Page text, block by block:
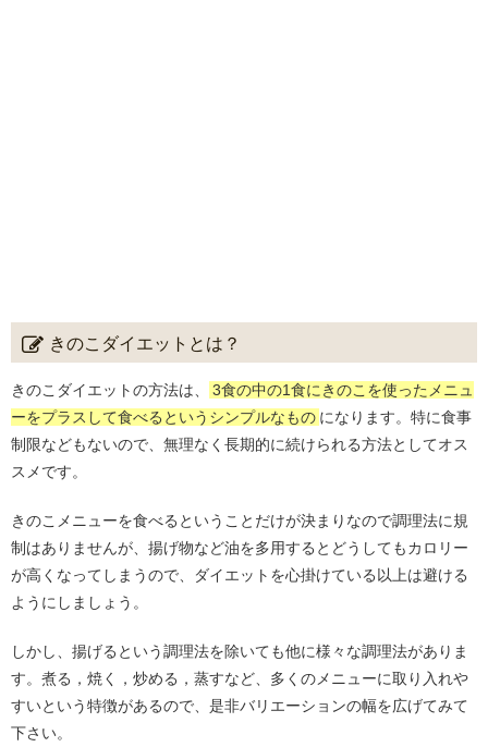
きのこダイエットとは？
きのこダイエットの方法は、
3食の中の1食にきのこを使ったメニュ
ーをプラスして食べるというシンプルなもの になります。特に食事
制限などもないので、無理なく長期的に続けられる方法としてオス
スメです。
きのこメニューを食べるということだけが決まりなので調理法に規
制はありませんが、揚げ物など油を多用するとどうしてもカロリー
が高くなってしまうので、ダイエットを心掛けている以上は避ける
ようにしましょう。
しかし、揚げるという調理法を除いても他に様々な調理法がありま
す。煮る，焼く，炒める，蒸すなど、多くのメニューに取り入れや
すいという特徴があるので、是非バリエーションの幅を広げてみて
下さい。